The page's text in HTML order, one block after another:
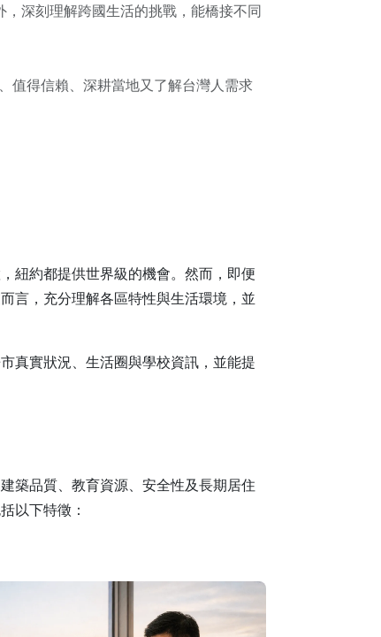
深刻理解跨國生活的挑戰，能橋接不同
值得信賴、深耕當地又了解台灣人需求
紐約都提供世界級的機會。然而，即便
言，充分理解各區特性與生活環境，並
真實狀況、生活圈與學校資訊，並能提
築品質、教育資源、安全性及長期居住
以下特徵：